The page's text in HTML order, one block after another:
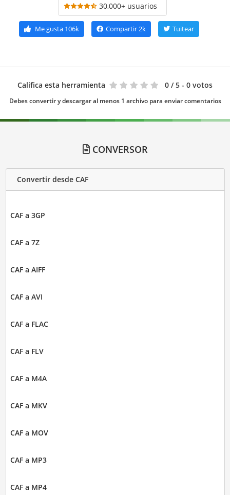
30,000+ usuarios
Me gusta106k Compartir2k Tuitear
Califica esta herramienta 0 / 5 - 0 votos
Debes convertir y descargar al menos 1 archivo para enviar comentarios
CONVERSOR
Convertir desde CAF
CAF a 3GP
CAF a 7Z
CAF a AIFF
CAF a AVI
CAF a FLAC
CAF a FLV
CAF a M4A
CAF a MKV
CAF a MOV
CAF a MP3
CAF a MP4